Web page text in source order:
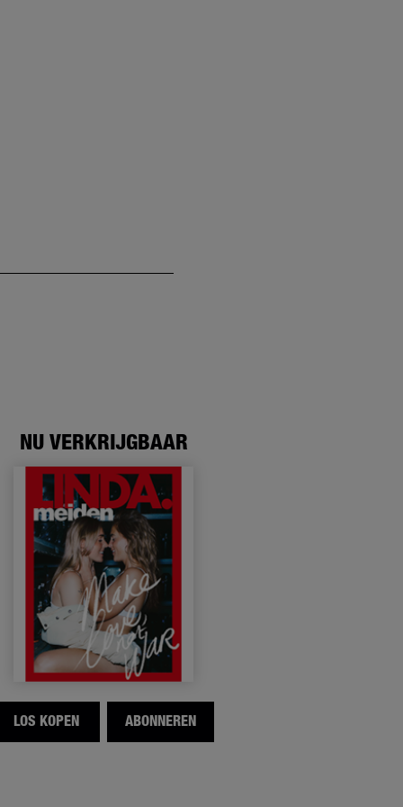
NU VERKRIJGBAAR
LOS KOPEN ABONNEREN